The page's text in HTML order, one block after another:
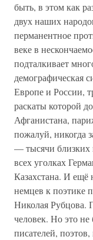
быть, в этом как
двух наших
перманентное
веке в
подталкивает
демографическая
Европе и России,
раскаты которой
Афганистана,
пожалуй, никогда
— тысячи близких
всех уголках
Казахстана. И ещё
немцев к поэтике
Николая Рубцова.
человек. Но это не
писателей,